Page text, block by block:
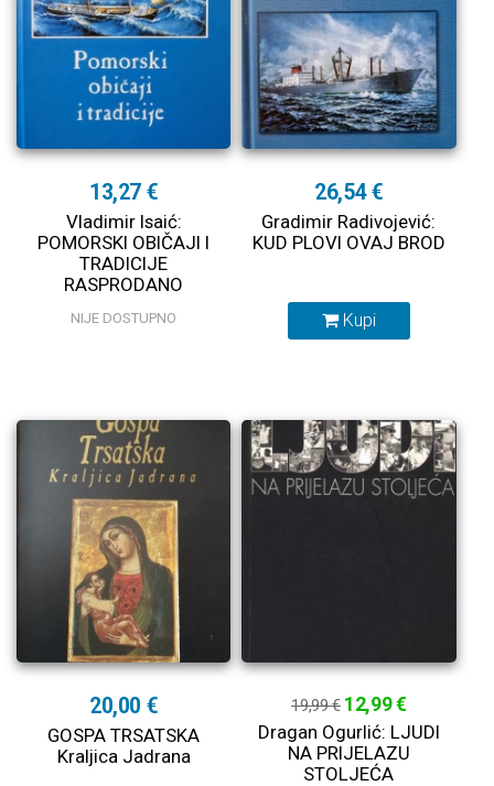
13,27 €
Vladimir Isaić:
POMORSKI OBIČAJI I
TRADICIJE
RASPRODANO
NIJE DOSTUPNO
26,54 €
Gradimir Radivojević:
KUD PLOVI OVAJ BROD
Kupi
20,00 €
GOSPA TRSATSKA
Kraljica Jadrana
19,99 € 12,99 €
Dragan Ogurlić: LJUDI
NA PRIJELAZU
STOLJEĆA